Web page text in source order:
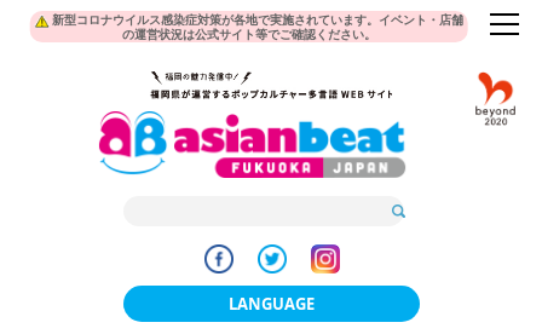
新型コロナウイルス感染症対策が各地で実施されています。イベント・店舗
の運営状況は公式サイト等でご確認ください。
LANGUAGE